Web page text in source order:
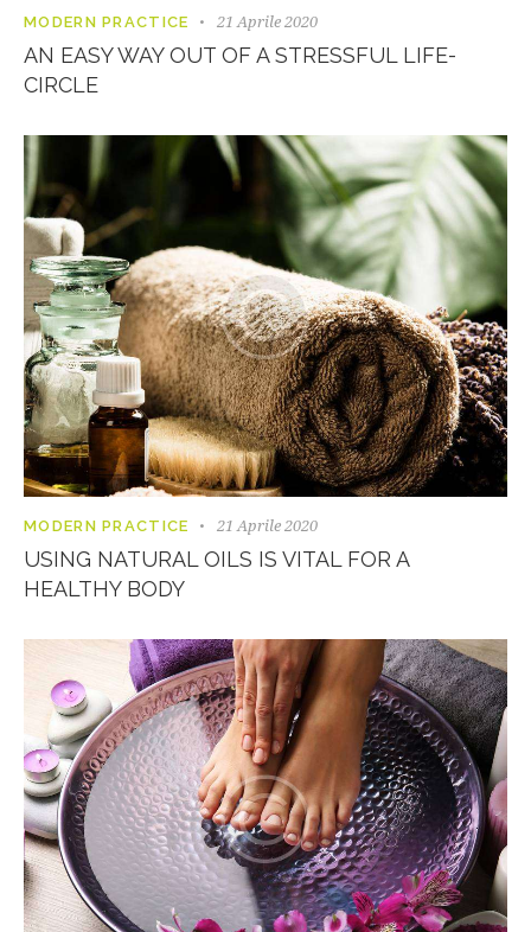
MODERN PRACTICE 21 Aprile 2020
AN EASY WAY OUT OF A STRESSFUL LIFE-
CIRCLE
MODERN PRACTICE 21 Aprile 2020
USING NATURAL OILS IS VITAL FOR A
HEALTHY BODY